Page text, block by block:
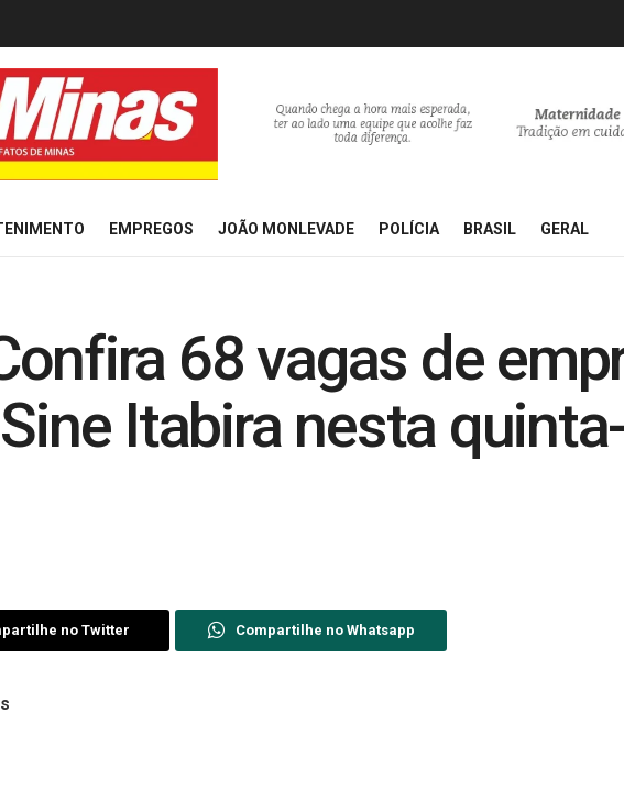
EMPREGOS JOÃO MONLEVADE POLÍCIA BRASIL GERAL
68 vagas de
Itabira nesta
no Twitter Compartilhe no Whatsapp